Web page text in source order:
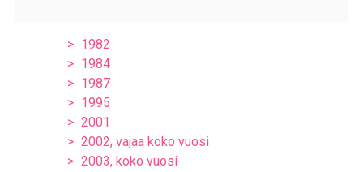
1982
1984
1987
1995
2001
2002, vajaa koko vuosi
2003, koko vuosi